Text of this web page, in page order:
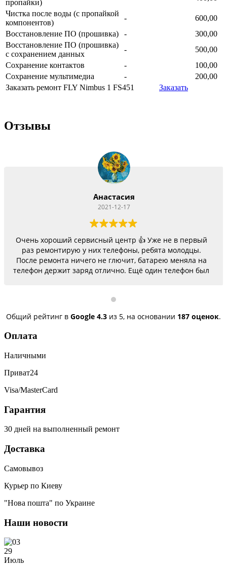
пропайки)
Чистка после воды (с пропайкой
компонентов)
-
600,00
Восстановление ПО (прошивка)
-
300,00
Восстановление ПО (прошивка)
с сохранением данных
-
500,00
Сохранение контактов
-
100,00
Сохранение мультимедиа
-
200,00
Заказать ремонт FLY Nimbus 1 FS451
Заказать
Отзывы
Анастасия
2021-12-17
Очень хороший сервисный центр 👍 Уже не в первый
раз ремонтирую у них телефоны, ребята молодцы.
После ремонта ничего не глючит, батарею меняла на
телефон держит заряд отлично. Ещё один телефон был
сегодня получила телефон, всё исправили, заряд
Общий рейтинг в Google 4.3 из 5, на основании 187 оценок.
Оплата
Наличными
Приват24
Visa/MasterCard
Гарантия
30 дней на выполненный ремонт
Доставка
Самовывоз
Курьер по Киеву
"Нова пошта" по Украине
Наши новости
29
Июль